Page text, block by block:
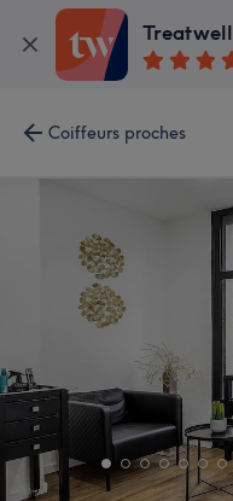
Treatwell
Coiffeurs proches